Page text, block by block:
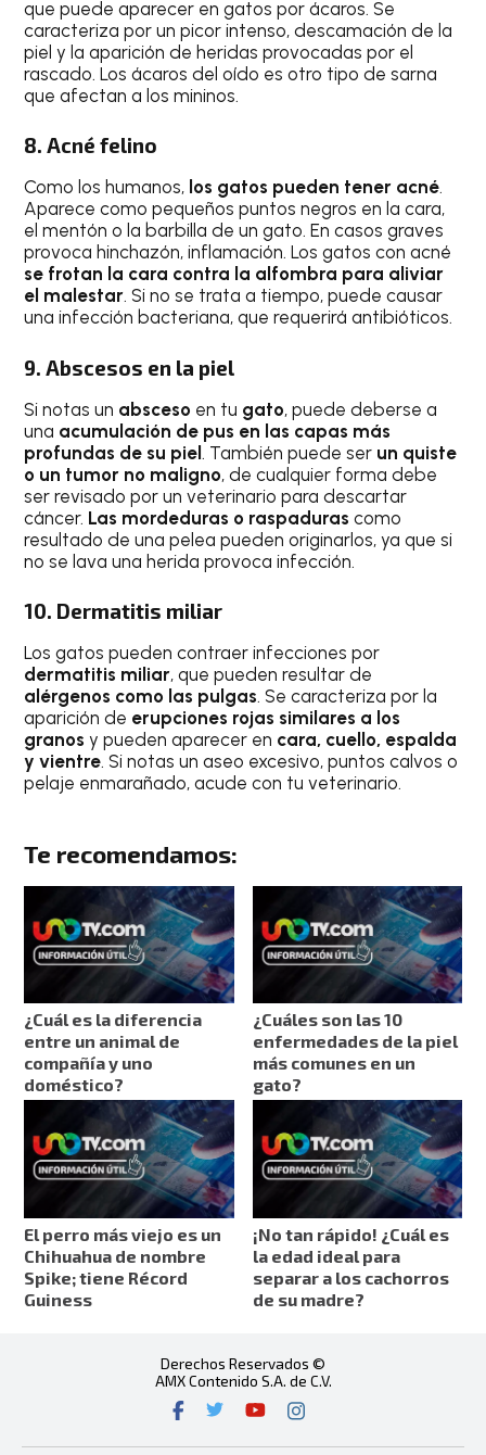
que puede aparecer en gatos por ácaros. Se
caracteriza por un picor intenso, descamación de la
piel y la aparición de heridas provocadas por el
rascado. Los ácaros del oído es otro tipo de sarna
que afectan a los mininos.
8. Acné felino
Como los humanos, los gatos pueden tener acné.
Aparece como pequeños puntos negros en la cara,
el mentón o la barbilla de un gato. En casos graves
provoca hinchazón, inflamación. Los gatos con acné
se frotan la cara contra la alfombra para aliviar
el malestar. Si no se trata a tiempo, puede causar
una infección bacteriana, que requerirá antibióticos.
9. Abscesos en la piel
Si notas un absceso en tu gato, puede deberse a
una acumulación de pus en las capas más
profundas de su piel. También puede ser un quiste
o un tumor no maligno, de cualquier forma debe
ser revisado por un veterinario para descartar
cáncer. Las mordeduras o raspadurascomo
resultado de una pelea pueden originarlos, ya que si
no se lava una herida provoca infección.
10. Dermatitis miliar
Los gatos pueden contraer infecciones por
dermatitis miliar, que pueden resultar de
alérgenos como las pulgas. Se caracteriza por la
aparición de erupciones rojas similares a los
granosy pueden aparecer en cara, cuello, espalda
y vientre. Si notas un aseo excesivo, puntos calvos o
pelaje enmarañado, acude con tu veterinario.
Te recomendamos:
¿Cuál es la diferencia
entre un animal de
compañía y uno
doméstico?
¿Cuáles son las 10
enfermedades de la piel
más comunes en un
gato?
El perro más viejo es un
Chihuahua de nombre
Spike; tiene Récord
Guiness
¡No tan rápido! ¿Cuál es
la edad ideal para
separar a los cachorros
de su madre?
Derechos Reservados ©
AMX Contenido S.A. de C.V.